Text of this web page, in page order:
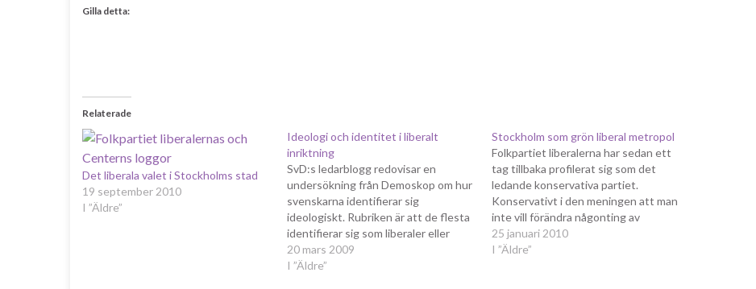
Gilla detta:
Relaterade
Det liberala valet i Stockholms stad
19 september 2010
I ”Äldre”
Ideologi och identitet i liberalt
inriktning
SvD:s ledarblogg redovisar en
undersökning från Demoskop om hur
svenskarna identifierar sig
ideologiskt. Rubriken är att de flesta
identifierar sig som liberaler eller
socialdemokrater. Av Folkpartiet
liberalernas väljare är det 88% som
20 mars 2009
I ”Äldre”
Stockholm som grön liberal metropol
Folkpartiet liberalerna har sedan ett
tag tillbaka profilerat sig som det
ledande konservativa partiet.
Konservativt i den meningen att man
inte vill förändra någonting av
Stockholms utseende. På julafton
publicerades en debattartikel av
25 januari 2010
I ”Äldre”